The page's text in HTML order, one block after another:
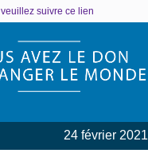
veuillez suivre ce lien
24 février 2021